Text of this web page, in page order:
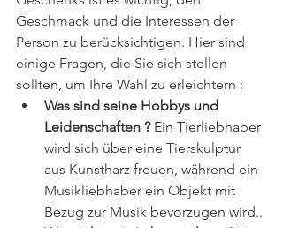
Geschmack und die Interessen der
Person zu berücksichtigen. Hier sind
einige Fragen, die Sie sich stellen
sollten, um Ihre Wahl zu erleichtern :
Was sind seine Hobbys und
Leidenschaften ? Ein Tierliebhaber
wird sich über eine Tierskulptur
aus Kunstharz freuen, während ein
Musikliebhaber ein Objekt mit
Bezug zur Musik bevorzugen wird..